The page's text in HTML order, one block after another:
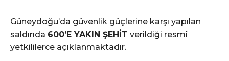
Güneydoğu’da güvenlik güçlerine karşı yapılan
saldırıda 600’E YAKIN ŞEHİT verildiği resmî
yetkililerce açıklanmaktadır.